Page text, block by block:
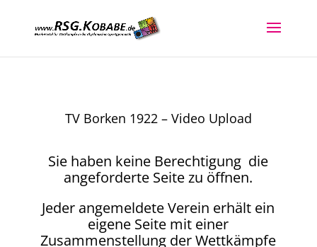
TV Borken 1922 – Video Upload
Sie haben keine Berechtigung die
angeforderte Seite zu öffnen.
Jeder angemeldete Verein erhält ein
eigene Seite mit einer
Zusammenstellung der Wettkämpfe